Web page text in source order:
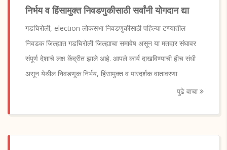
निर्भय व हिंसामुक्त निवडणुकीसाठी सर्वांनी योगदान द्या
गडचिरोली, election लोकसभा निवडणुकीसाठी पहिल्या टप्प्यातील
निवडक जिल्ह्यात गडचिरोली जिल्ह्याचा समावेष असून या मतदार संघावर
संपूर्ण देशाचे लक्ष केंद्रीत झाले आहे. आपले कार्य दाखविण्याची हीच संधी
असून येथील निवडणूक निर्भय, हिंसामुक्त व पारदर्शक वातावरणा
पुढे वाचा